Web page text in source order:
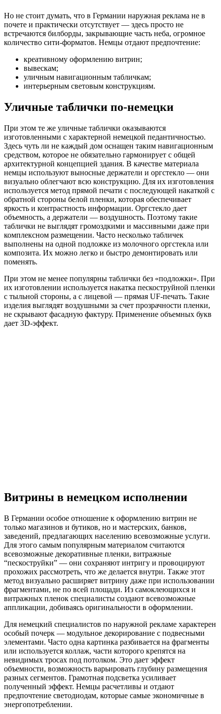
Но не стоит думать, что в Германии наружная реклама не в
почете и практически отсутствует — здесь просто не
встречаются билборды, закрывающие часть неба, огромное
количество сити-форматов. Немцы отдают предпочтение:
креативному оформлению витрин;
вывескам;
уличным навигационным табличкам;
интерьерным световым конструкциям.
Уличные таблички по-немецки
При этом те же уличные таблички оказываются
изготовленными с характерной немецкой педантичностью.
Здесь чуть ли не каждый дом оснащен таким навигационным
средством, которое не обязательно гармонирует с общей
архитектурной концепцией здания. В качестве материала
немцы используют выносные держатели и оргстекло — они
визуально облегчают всю конструкцию. Для их изготовления
используется метод прямой печати с последующей накаткой с
обратной стороны белой пленки, которая обеспечивает
яркость и контрастность информации. Оргстекло дает
объемность, а держатели — воздушность. Поэтому такие
таблички не выглядят громоздкими и массивными даже при
комплексном размещении. Часто несколько табличек
выполнены на одной подложке из молочного оргстекла или
композита. Их можно легко и быстро демонтировать или
поменять.
При этом не менее популярны таблички без «подложки». При
их изготовлении используется накатка пескоструйной пленки
с тыльной стороны, а с лицевой — прямая UF-печать. Такие
изделия выглядят воздушными за счет прозрачности пленки,
не скрывают фасадную фактуру. Применение объемных букв
дает 3D-эффект.
Витрины в немецком исполнении
В Германии особое отношение к оформлению витрин не
только магазинов и бутиков, но и мастерских, банков,
заведений, предлагающих населению всевозможные услуги.
Для этого самым популярным материалом считаются
всевозможные декоративные пленки, витражные
“пескоструйки” — они сохраняют интригу и провоцируют
прохожих рассмотреть, что же делается внутри. Также этот
метод визуально расширяет витрину даже при использовании
фрагментами, не по всей площади. Из самоклеющихся и
витражных пленок специалисты создают всевозможные
аппликации, добиваясь оригинальности в оформлении.
Для немецкий специалистов по наружной рекламе характерен
особый почерк — модульное декорирование с подвесными
элементами. Часто одна картинка разбивается на фрагменты
или используется коллаж, части которого крепятся на
невидимых тросах под потолком. Это дает эффект
объемности, возможность варьировать глубину размещения
разных сегментов. Грамотная подсветка усиливает
полученный эффект. Немцы расчетливы и отдают
предпочтение светодиодам, которые самые экономичные в
энергопотреблении.